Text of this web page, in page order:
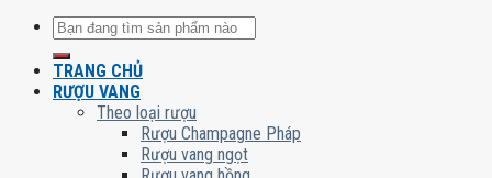
Tìm
kiếm:
TRANG CHỦ
RƯỢU VANG
Theo loại rượu
Rượu Champagne Pháp
Rượu vang ngọt